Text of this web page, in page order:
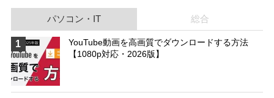
パソコン・IT 総合
1
YouTube動画を高画質でダウンロードする方法
【1080p対応・2026版】